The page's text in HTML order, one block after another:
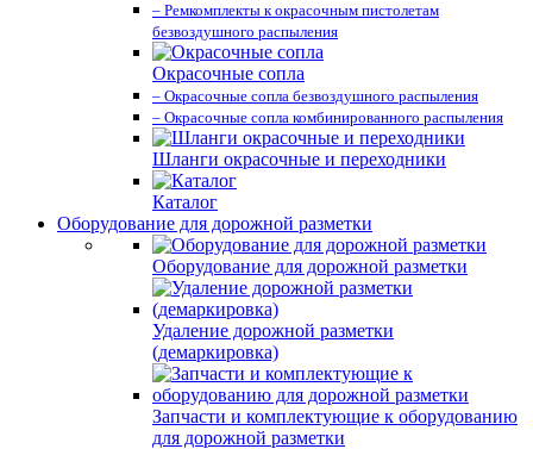
– Ремкомплекты к окрасочным пистолетам
безвоздушного распыления
Окрасочные сопла
– Окрасочные сопла безвоздушного распыления
– Окрасочные сопла комбинированного распыления
Шланги окрасочные и переходники
Каталог
Оборудование для дорожной разметки
Оборудование для дорожной разметки
Удаление дорожной разметки
(демаркировка)
Запчасти и комплектующие к оборудованию
для дорожной разметки